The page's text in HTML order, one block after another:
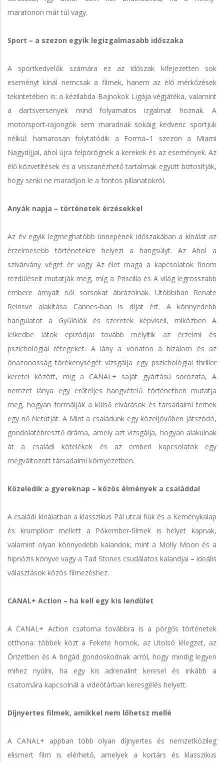
maratonon már túl vagy.
Sport – a szezon egyik legizgalmasabb időszaka
A sportkedvelők számára ez az időszak kifejezetten sok
eseményt kínál nemcsak a filmek, hanem az élő mérkőzések
tekintetében is: a kézilabda Bajnokok Ligája végjátéka, valamint
a dartsversenyek mind folyamatos izgalmat hoznak. A
motorsport-rajongók sem maradnak sokáig kedvenc sportjuk
nélkül: hamarosan folytatódik a Forma–1 szezon a Miami
Nagydíjjal, ahol újra felpörögnek a kerekek és az események. Az
élő közvetítések és a visszanézhető tartalmak együtt biztosítják,
hogy senki ne maradjon le a fontos pillanatokról.
Anyák napja – történetek érzésekkel
Az év egyik legmeghatóbb ünnepének időszakában a kínálat az
érzelmesebb történetekre helyezi a hangsúlyt. Az Ahol a
szivárvány véget ér vagy Az élet maga a kapcsolatok finom
rezdüléseit mutatják meg, míg a Priscilla és A világ legrosszabb
embere árnyalt női sorsokat ábrázolnak. Utóbbiban Renate
Reinsve alakítása Cannes-ban is díjat ért. A könnyedebb
hangulatot a Gyűlölök és szeretek képviseli, miközben A
lelkedbe látok epizódjai tovább mélyítik az érzelmi és
pszichológiai rétegeket. A lány a vonaton a bizalom és az
önazonosság törékenységét vizsgálja egy pszichológiai thriller
keretei között, míg a CANAL+ saját gyártású sorozata, A
nemzet lánya egy erőteljes hangvételű történetben mutatja
meg, hogyan formálják a külső elvárások és társadalmi terhek
egy nő életútját. A Mint a családunk egy közeljövőben játszódó,
gondolatébresztő dráma, amely azt vizsgálja, hogyan alakulnak
át a családi kötelékek és az emberi kapcsolatok egy
megváltozott társadalmi környezetben.
Közeledik a gyereknap – közös élmények a családdal
A családi kínálatban a klasszikus Pál utcai fiúk és a Keménykalap
és krumpliorr mellett a Pókember-filmek is helyet kapnak,
valamint olyan könnyedebb kalandok, mint a Molly Moon és a
hipnózis könyve vagy a Tad Stones csudálatos kalandjai – ideális
választások közös filmezéshez.
CANAL+ Action – ha kell egy kis lendület
A CANAL+ Action csatorna továbbra is a pörgős történetek
otthona: többek közt a Fekete homok, az Utolsó lélegzet, az
Őrizetben és A brigád gondoskodnak arról, hogy mindig legyen
mihez nyúlni, ha egy kis adrenalint keresel és inkább a
csatornára kapcsolnál a videótárban keresgélés helyett.
Díjnyertes filmek, amikkel nem lőhetsz mellé
A CANAL+ appban több olyan díjnyertes és nemzetközileg
elismert film is elérhető, amelyek a kortárs és klasszikus